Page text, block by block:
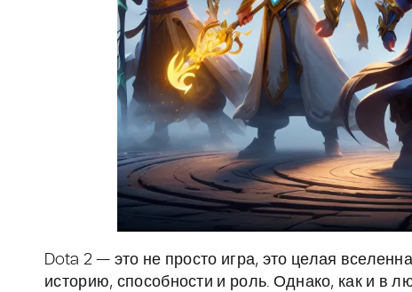
Dota 2 — это не просто игра, это целая
историю, способности и роль. Однако, как и в